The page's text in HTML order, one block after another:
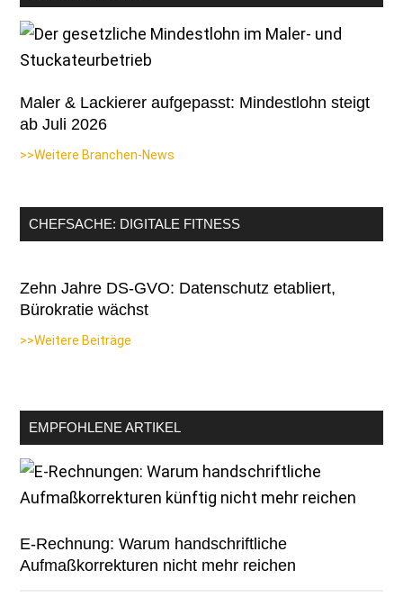
Maler & Lackierer aufgepasst: Mindestlohn steigt
ab Juli 2026
>>Weitere Branchen-News
CHEFSACHE: DIGITALE FITNESS
Zehn Jahre DS-GVO: Datenschutz etabliert,
Bürokratie wächst
>>Weitere Beiträge
EMPFOHLENE ARTIKEL
E-Rechnung: Warum handschriftliche
Aufmaßkorrekturen nicht mehr reichen